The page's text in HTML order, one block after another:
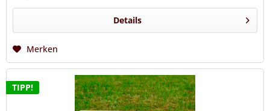
Details
Merken
TIPP!